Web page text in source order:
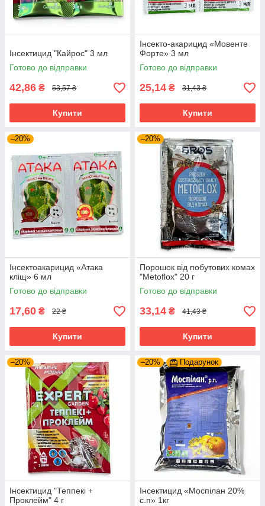
Інсектицид "Кайрос" 3 мл
Готово до відправки
42,86 ₴ 53,57 ₴
Купити
Інсекто-акарицид «Мовенте
Форте» 3 мл
Готово до відправки
25,14 ₴ 31,43 ₴
Купити
–20%
Інсектоакарицид «Атака
кліщ» 6 мл
Готово до відправки
17,60 ₴ 22 ₴
Купити
–20%
Порошок від побутових комах
"Metoflox" 20 г
Готово до відправки
33,14 ₴ 41,43 ₴
Купити
–20%
Інсектицид "Теппекі +
Проклейм" 4 г
–20% Подарунок
Інсектицид «Моспілан 20%
с.п» 1кг